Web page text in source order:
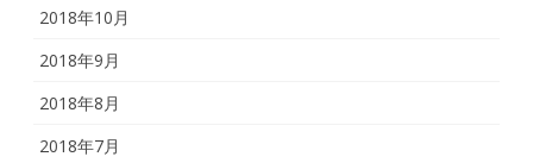
2018年10月
2018年9月
2018年8月
2018年7月